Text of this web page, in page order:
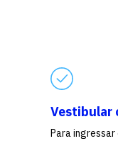
Vestibular
Para ingressar